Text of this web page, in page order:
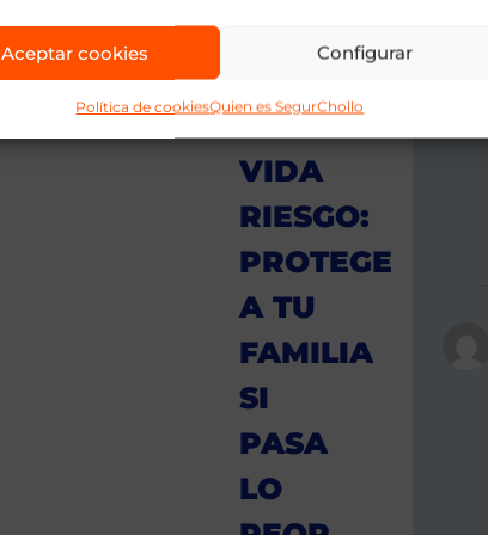
Aceptar cookies Configurar
Política de cookiesQuien es SegurChollo
DE
VIDA
RIESGO:
PROTEGE
A TU
FAMILIA
SI
PASA
LO